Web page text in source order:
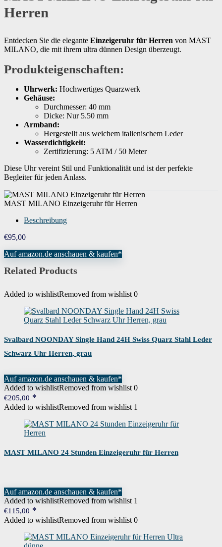
Herren
Entdecken Sie die elegante Einzeigeruhr für Herren von MAST
MILANO, die mit ihrem ultra dünnen Design überzeugt.
Produkteigenschaften:
Uhrwerk: Hochwertiges Quarzwerk
Gehäuse:
Durchmesser: 40 mm
Dicke: Nur 5.50 mm
Armband:
Hergestellt aus weichem italienischem Leder
Wasserdichtigkeit:
Zertifizierung: 5 ATM / 50 Meter
Diese Uhr vereint Stil und Funktionalität und ist der perfekte
Begleiter für jeden Anlass.
MAST MILANO Einzeigeruhr für Herren
Beschreibung
€95,00
Auf amazon.de anschauen & kaufen*
Related Products
Added to wishlistRemoved from wishlist 0
Svalbard NOONDAY Single Hand 24H Swiss Quarz Stahl Leder
Schwarz Uhr Herren, grau
Auf amazon.de anschauen & kaufen*
Added to wishlistRemoved from wishlist 0
€205,00
Added to wishlistRemoved from wishlist 1
MAST MILANO 24 Stunden Einzeigeruhr für Herren
Auf amazon.de anschauen & kaufen*
Added to wishlistRemoved from wishlist 1
€115,00
Added to wishlistRemoved from wishlist 0